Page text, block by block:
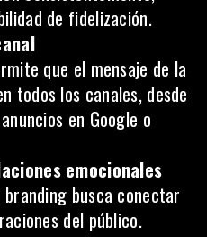
de fidelización.
que el mensaje de la
todos los canales, desde
en Google o
emocionales
busca conectar
del público.